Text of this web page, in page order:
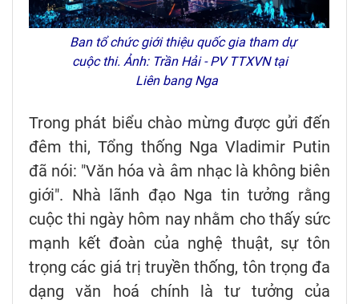
Ban tổ chức giới thiệu quốc gia tham dự
cuộc thi. Ảnh: Trần Hải - PV TTXVN tại
Liên bang Nga
Trong phát biểu chào mừng được gửi đến
đêm thi, Tổng thống Nga Vladimir Putin
đã nói: "Văn hóa và âm nhạc là không biên
giới". Nhà lãnh đạo Nga tin tưởng rằng
cuộc thi ngày hôm nay nhằm cho thấy sức
mạnh kết đoàn của nghệ thuật, sự tôn
trọng các giá trị truyền thống, tôn trọng đa
dạng văn hoá chính là tư tưởng của